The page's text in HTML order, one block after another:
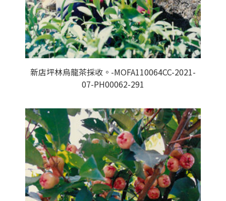
新店坪林烏龍茶採收。-MOFA110064CC-2021-
07-PH00062-291